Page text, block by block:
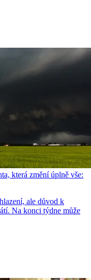
která změní úplně vše:
ale důvod k
Na konci týdne může